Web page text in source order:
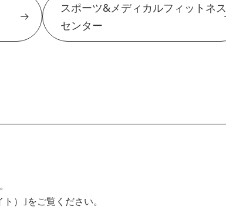
スポーツ&メディカルフィットネス
センター
）｣をご覧ください。